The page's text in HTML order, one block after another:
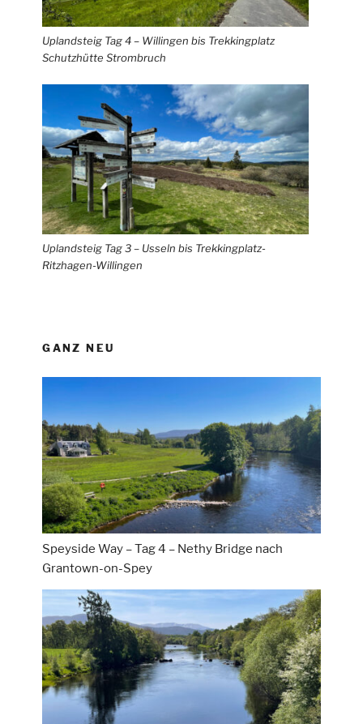
Uplandsteig Tag 4 – Willingen bis Trekkingplatz
Schutzhütte Strombruch
Uplandsteig Tag 3 – Usseln bis Trekkingplatz-
Ritzhagen-Willingen
GANZ NEU
Speyside Way – Tag 4 – Nethy Bridge nach
Grantown-on-Spey